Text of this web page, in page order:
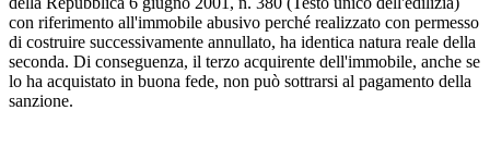
con riferimento all'immobile abusivo perché realizzato con permesso
di costruire successivamente annullato, ha identica natura reale della
seconda. Di conseguenza, il terzo acquirente dell'immobile, anche se
lo ha acquistato in buona fede, non può sottrarsi al pagamento della
sanzione.